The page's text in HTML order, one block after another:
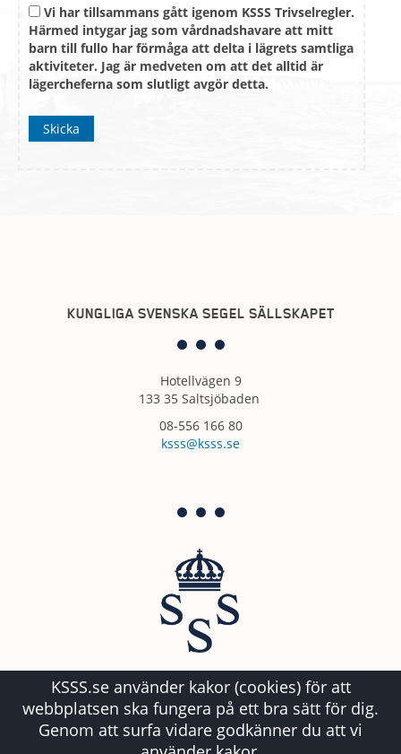
Härmed intygar jag som vårdnadshavare att mitt
barn till fullo har förmåga att delta i lägrets samtliga
aktiviteter. Jag är medveten om att det alltid är
lägercheferna som slutligt avgör detta.
Skicka
KSSS.se använder kakor (cookies) för att
webbplatsen ska fungera på ett bra sätt för dig.
Genom att surfa vidare godkänner du att vi
KUNGLIGA SVENSKA SEGEL SÄLLSKAPET
Hotellvägen 9
133 35 Saltsjöbaden
08-556 166 80
ksss@ksss.se